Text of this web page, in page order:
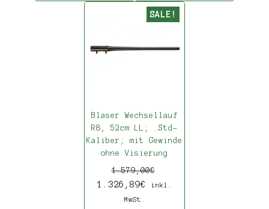
vonSALE!
Blaser Wechsellauf
R8, 52cm LL; .Std-
Kaliber; mit Gewinde
ohne Visierung
1.579,00€
1.326,89€
inkl.
MwSt.